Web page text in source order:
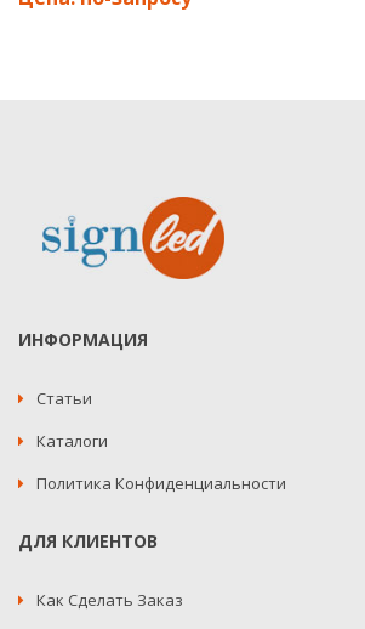
ИНФОРМАЦИЯ
Статьи
Каталоги
Политика Конфиденциальности
ДЛЯ КЛИЕНТОВ
Как Сделать Заказ